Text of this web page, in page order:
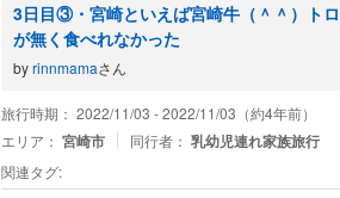
3日目③・宮崎といえば宮崎牛（＾＾）ト
が無く食べれなかった
byrinnmamaさん
旅行時期： 2022/11/03 - 2022/11/03（約4年前）
エリア： 宮崎市 同行者： 乳幼児連れ家族旅行
関連タグ: